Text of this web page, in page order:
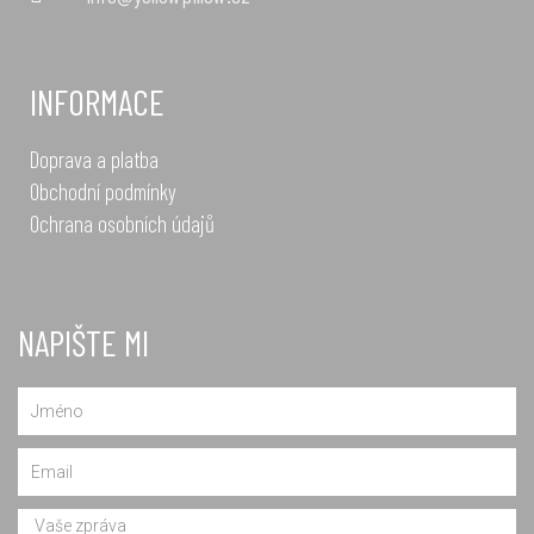
INFORMACE
Doprava a platba
Obchodní podmínky
Ochrana osobních údajů
NAPIŠTE MI
Message